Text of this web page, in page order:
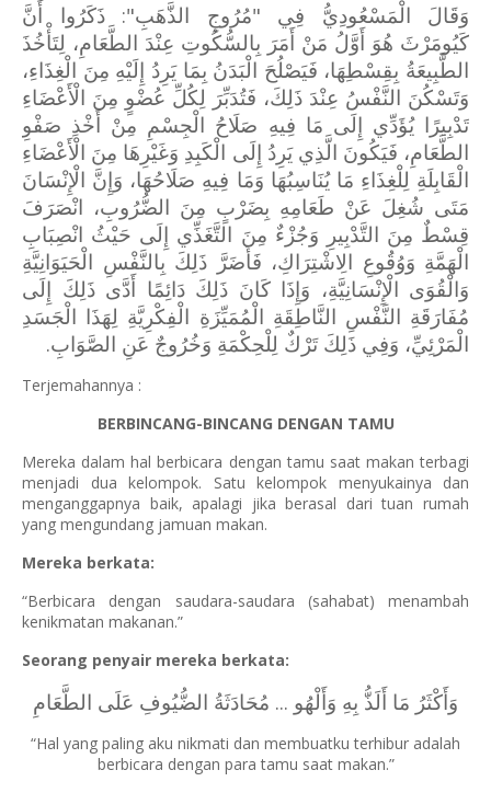
وَقَالَ الْمَسْعُودِيُّ فِي "مُرُوجِ الذَّهَبِ": ذَكَرُوا أَنَّ
كَيُومَرْثَ هُوَ أَوَّلُ مَنْ أَمَرَ بِالسُّكُوتِ عِنْدَ الطَّعَامِ، لِتَأْخُذَ
الطَّبِيعَةُ بِقِسْطِهَا، فَيَصْلُحَ الْبَدَنُ بِمَا يَرِدُ إِلَيْهِ مِنَ الْغِذَاءِ،
وَتَسْكُنَ النَّفْسُ عِنْدَ ذَلِكَ، فَتُدَبِّرَ لِكُلِّ عُضْوٍ مِنَ الْأَعْضَاءِ
تَدْبِيرًا يُؤَدِّي إِلَى مَا فِيهِ صَلَاحُ الْجِسْمِ مِنْ أَخْذِ صَفْوِ
الطَّعَامِ، فَيَكُونَ الَّذِي يَرِدُ إِلَى الْكَبِدِ وَغَيْرِهَا مِنَ الْأَعْضَاءِ
الْقَابِلَةِ لِلْغِذَاءِ مَا يُنَاسِبُهَا وَمَا فِيهِ صَلَاحُهَا، وَإِنَّ الْإِنْسَانَ
مَتَى شُغِلَ عَنْ طَعَامِهِ بِضَرْبٍ مِنَ الضُّرُوبِ، انْصَرَفَ
قِسْطٌ مِنَ التَّدْبِيرِ وَجُزْءٌ مِنَ التَّغَذِّي إِلَى حَيْثُ انْصِبَابِ
الْهَمَّةِ وَوُقُوعِ الِاشْتِرَاكِ، فَأَضَرَّ ذَلِكَ بِالنَّفْسِ الْحَيَوَانِيَّةِ
وَالْقُوَى الْإِنْسَانِيَّةِ، وَإِذَا كَانَ ذَلِكَ دَائِمًا أَدَّى ذَلِكَ إِلَى
مُفَارَقَةِ النَّفْسِ النَّاطِقَةِ الْمُمَيِّزَةِ الْفِكْرِيَّةِ لِهَذَا الْجَسَدِ
الْمَرْئِيِّ، وَفِي ذَلِكَ تَرْكٌ لِلْحِكْمَةِ وَخُرُوجٌ عَنِ الصَّوَابِ.
Terjemahannya :
BERBINCANG-BINCANG DENGAN TAMU
Mereka dalam hal berbicara dengan tamu saat makan terbagi
menjadi dua kelompok. Satu kelompok menyukainya dan
menganggapnya baik, apalagi jika berasal dari tuan rumah
yang mengundang jamuan makan.
Mereka berkata:
“Berbicara dengan saudara-saudara (sahabat) menambah
kenikmatan makanan.”
Seorang penyair mereka berkata:
وَأَكْثَرُ مَا أَلَذُّ بِهِ وَأَلْهُو ... مُحَادَثَةُ الضُّيُوفِ عَلَى الطَّعَامِ
“Hal yang paling aku nikmati dan membuatku terhibur adalah
berbicara dengan para tamu saat makan.”